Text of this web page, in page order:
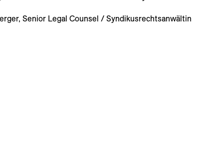
Senior Legal Counsel / Syndikusrechtsanwältin